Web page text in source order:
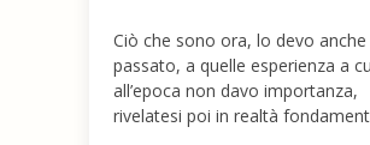
Ciò che sono ora, lo devo
passato, a quelle esperienza a
all’epoca non davo importanza,
rivelatesi poi in realtà